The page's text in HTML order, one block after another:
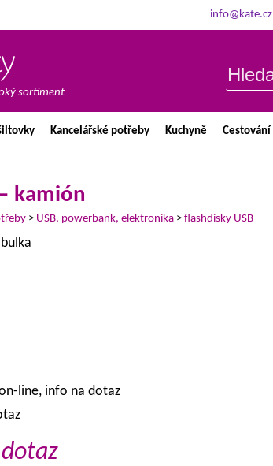
info@kate.cz
sortiment
Kancelářské potřeby Kuchyně Cestování
kamión
> USB, powerbank, elektronika > flashdisky USB
line, info na dotaz